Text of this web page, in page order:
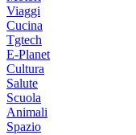
Viaggi
Cucina
Tgtech
E-Planet
Cultura
Salute
Scuola
Animali
Spazio